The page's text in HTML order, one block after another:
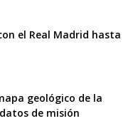
el Real Madrid hasta
geológico de la
de misión